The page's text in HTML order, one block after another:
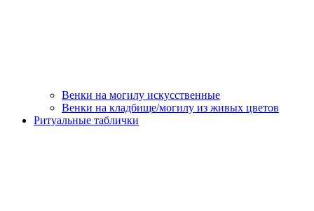
Венки на могилу искусственные
Венки на кладбище/могилу из живых цветов
Ритуальные таблички